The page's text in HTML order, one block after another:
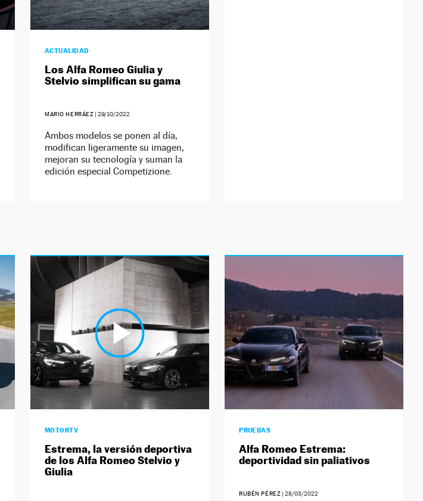
ACTUALIDAD
Los Alfa Romeo Giulia y
Stelvio simplifican su gama
MARIO HERRÁEZ |29/10/2022
Ambos modelos se ponen al día,
modifican ligeramente su imagen,
mejoran su tecnología y suman la
edición especial Competizione.
MOTORTV
Estrema, la versión deportiva
de los Alfa Romeo Stelvio y
Giulia
PRUEBAS
Alfa Romeo Estrema:
deportividad sin paliativos
RUBÉN PÉREZ |28/03/2022